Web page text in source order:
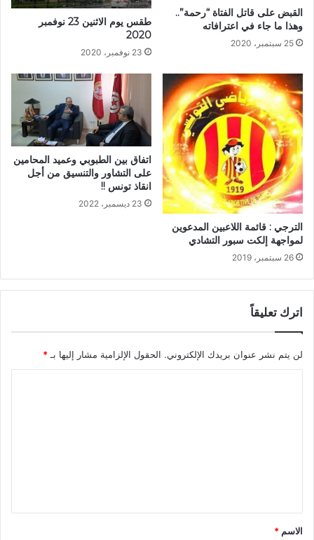
القبض على قاتل الفتاة “رحمة”..
وهذا ما جاء في اعترافاته
25 سبتمبر، 2020
طقس يوم الاثنين 23 نوفمبر
2020
23 نوفمبر، 2020
الترجي : قائمة اللاعبين المدعوين
لمواجهة إلكت سبور التشادي
26 سبتمبر، 2019
اتفاق بين الطبوبي وعميد المحامين
على التشاور والتنسيق من أجل
انقاذ تونس !!
23 ديسمبر، 2022
اترك تعليقاً
لن يتم نشر عنوان بريدك الإلكتروني. الحقول الإلزامية مشار إليها بـ *
*
الاسم *